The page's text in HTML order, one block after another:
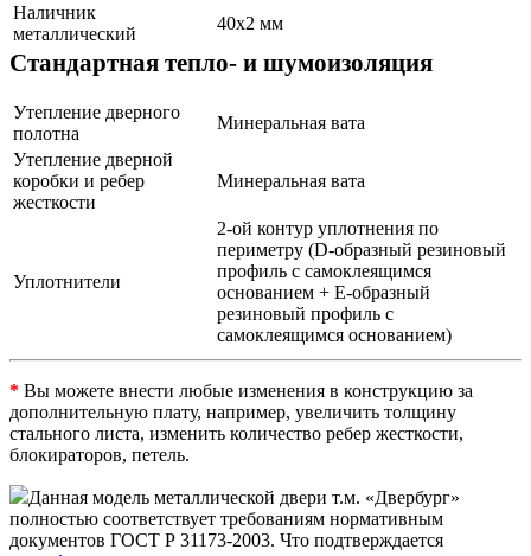
Наличник
металлический
40х2 мм
Стандартная тепло- и шумоизоляция
Утепление дверного
полотна
Минеральная вата
Утепление дверной
коробки и ребер
жесткости
Минеральная вата
Уплотнители
2-ой контур уплотнения по
периметру (D-образный резиновый
профиль с самоклеящимся
основанием + Е-образный
резиновый профиль с
самоклеящимся основанием)
* Вы можете внести любые изменения в конструкцию за
дополнительную плату, например, увеличить толщину
стального листа, изменить количество ребер жесткости,
блокираторов, петель.
Данная модель металлической двери т.м. «Двербург»
полностью соответствует требованиям нормативным
документов ГОСТ Р 31173-2003. Что подтверждается